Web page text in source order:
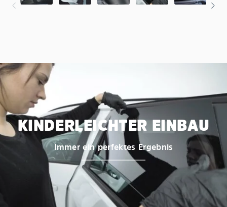
KINDERLEICHTER EINBAU
Immer ein perfektes Ergebnis